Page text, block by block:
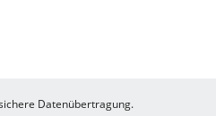
Datenübertragung.